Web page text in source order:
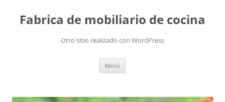
Fabrica de mobiliario de cocina
Otro sitio realizado con WordPress
Menú